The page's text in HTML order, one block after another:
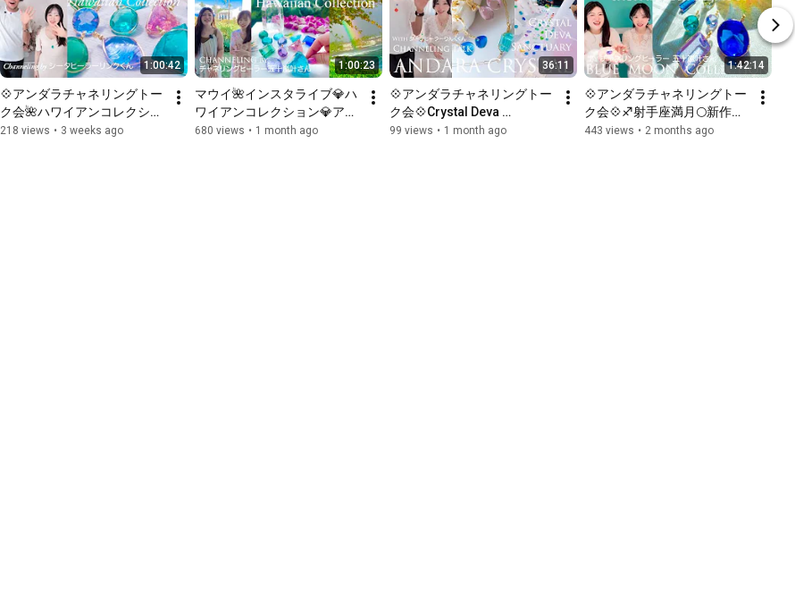
1:00:42
💠アンダラチャネリングトー
ク会🌺ハワイアンコレクショ
ン新作💠 with シータヒーラー
218 views • 3 weeks ago
1:00:23
マウイ🌺インスタライブ💎ハ
ワイアンコレクション💎アン
ダラチャネリング💎by チャネ
680 views • 1 month ago
36:11
💠アンダラチャネリングトー
ク会💠Crystal Deva
Sanctuary 💠 展示会&サウン
99 views • 1 month ago
1:42:14
💠アンダラチャネリングトー
ク会💠♐️射手座満月🌕新作💎
女神巻き®︎魔法のペンダント
443 views • 2 months ago